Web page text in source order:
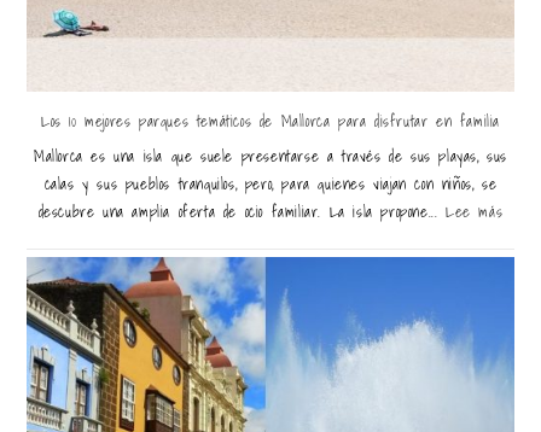
Los 10 mejores parques temáticos de Mallorca para disfrutar en familia
Mallorca es una isla que suele presentarse a través de sus playas, sus
calas y sus pueblos tranquilos, pero, para quienes viajan con niños, se
descubre una amplia oferta de ocio familiar. La isla propone...Lee más